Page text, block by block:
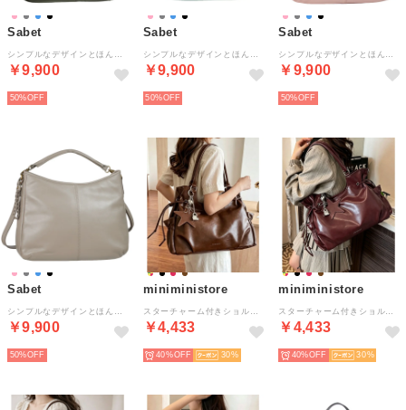
Sabet
￥9,900
50%
Sabet
￥9,900
50%
Sabet
￥9,900
50%
Sabet
￥9,900
50%
miniministore
￥4,433
40% 30
miniministore
￥4,433
40% 30